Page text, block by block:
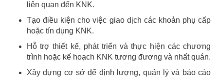
liên quan đến KNK.
Tạo điều kiện cho việc giao dịch các khoản phụ cấp
hoặc tín dụng KNK.
Hỗ trợ thiết kế, phát triển và thực hiện các chương
trình hoặc kế hoạch KNK tương đương và nhất quán.
Xây dựng cơ sở để định lượng, quản lý và báo cáo